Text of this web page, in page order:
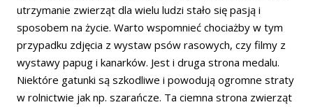
utrzymanie zwierząt dla wielu ludzi stało się pasją i
sposobem na życie. Warto wspomnieć chociażby w tym
przypadku zdjęcia z wystaw psów rasowych, czy filmy z
wystawy papug i kanarków. Jest i druga strona medalu.
Niektóre gatunki są szkodliwe i powodują ogromne straty
w rolnictwie jak np. szarańcze. Ta ciemna strona zwierząt